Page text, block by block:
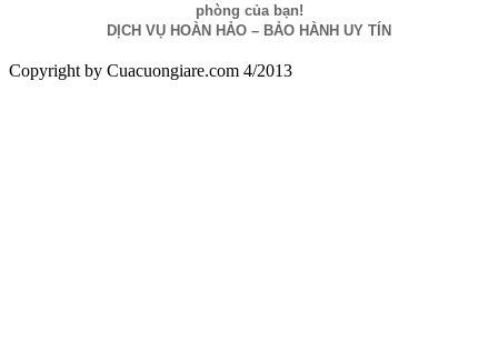
phòng của bạn!
DỊCH VỤ HOÀN HẢO – BẢO HÀNH UY TÍN
Copyright by Cuacuongiare.com 4/2013